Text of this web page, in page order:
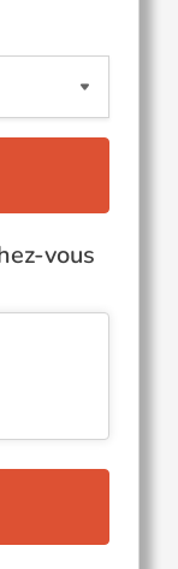
vous